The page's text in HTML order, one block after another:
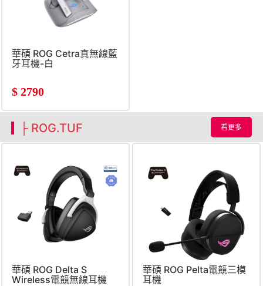
華碩 ROG Cetra真無線藍
牙耳機-白
$ 2790
├ ROG.TUF 看更多
華碩 ROG Delta S
Wireless電競無線耳機
華碩 ROG Pelta電競三模
耳機